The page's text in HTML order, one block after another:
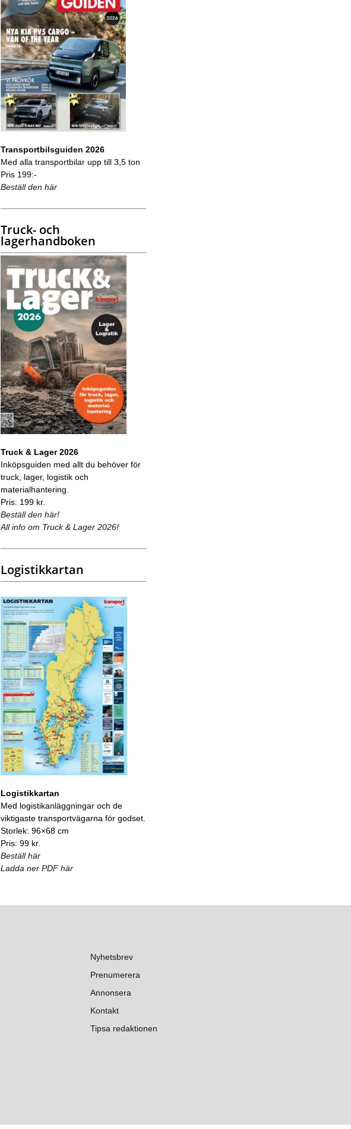
Transportbilsguiden 2026
Med alla transportbilar upp till 3,5 ton
Pris 199:-
Beställ den här
Truck- och
lagerhandboken
Truck & Lager 2026
Inköpsguiden med allt du behöver för
truck, lager, logistik och
materialhantering.
Pris: 199 kr.
Beställ den här!
All info om Truck & Lager 2026!
Logistikkartan
Logistikkartan
Med logistikanläggningar och de
viktigaste transportvägarna för godset.
Storlek: 96×68 cm
Pris: 99 kr.
Beställ här
Ladda ner PDF här
Nyhetsbrev
Prenumerera
Annonsera
Kontakt
Tipsa redaktionen